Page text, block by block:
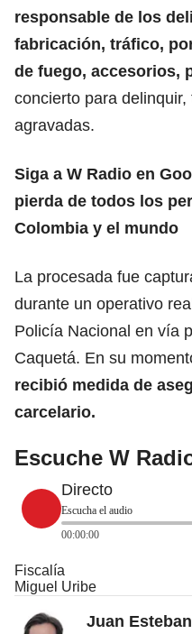
responsable de los
fabricación, tráfico,
de fuego, accesorios,
concierto para
agravadas.
Siga a W Radio en
pierda de todos los
Colombia y el mundo
La procesada fue
durante un operativo
Policía Nacional en vía
Caquetá. En su
recibió medida de
carcelario.
Escuche W
Directo
Escucha el audio
00:00:00
Fiscalía
Miguel Uribe
Juan